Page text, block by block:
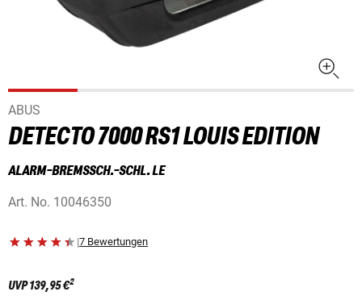
ABUS
DETECTO 7000 RS1 LOUIS EDITION
ALARM-BREMSSCH.-SCHL. LE
Art. No. 10046350
|7 Bewertungen
UVP139,95 €2